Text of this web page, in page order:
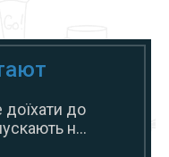
доїхати до
н...